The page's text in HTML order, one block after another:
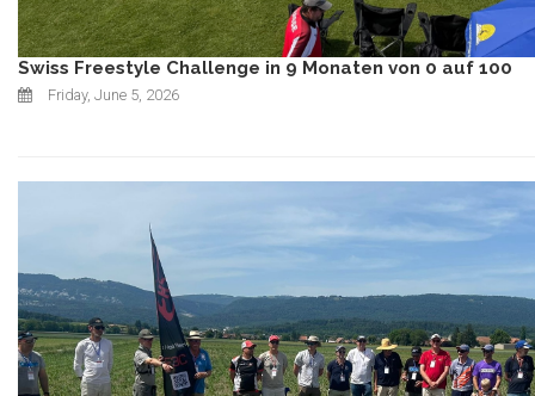
Swiss Freestyle Challenge in 9 Monaten von 0 auf 100
Friday, June 5, 2026